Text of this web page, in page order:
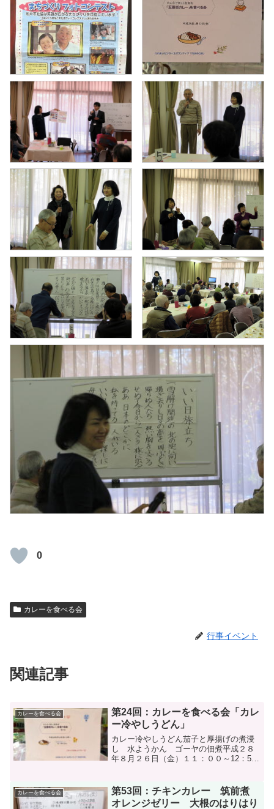
0
カレーを食べる会
行事イベント
関連記事
カレーを食べる会
第24回：カレーを食べる会「カレ
ー冷やしうどん」
カレー冷やしうどん茄子と厚揚げの煮浸
し 水ようかん ゴーヤの佃煮平成２８
年８月２６日（金）１１：００～12：50
カレーを食べる会
第53回：チキンカレー 筑前煮
オレンジゼリー 大根のはりはり